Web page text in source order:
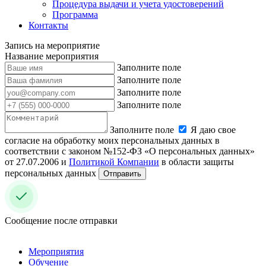
Процедура выдачи и учета удостоверений
Программа
Контакты
Запись на мероприятие
Название мероприятия
Заполните поле
Заполните поле
Заполните поле
Заполните поле
Заполните поле
Я даю свое
согласие на обработку моих персональных данных в
соответствии с законом №152-ФЗ «О персональных данных»
от 27.07.2006 и Политикой Компании в области защиты
персональных данных
Отправить
Сообщение после отправки
Мероприятия
Обучение